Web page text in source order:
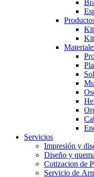
Servicios
Impresión y
Diseño y
Cotizacion de
Servicio de